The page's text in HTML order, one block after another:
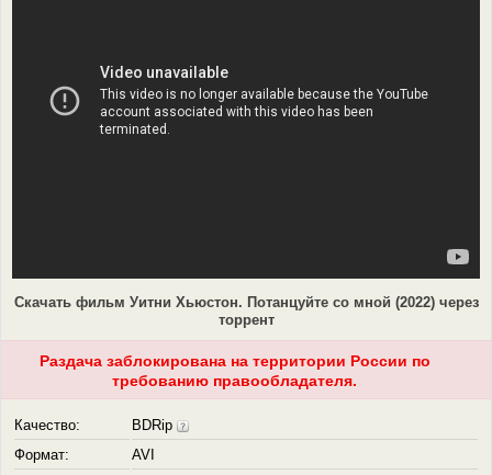
Скачать фильм Уитни Хьюстон. Потанцуйте со мной (2022) через
торрент
Раздача заблокирована на территории России по
требованию правообладателя.
Качество:
BDRip
Формат:
AVI